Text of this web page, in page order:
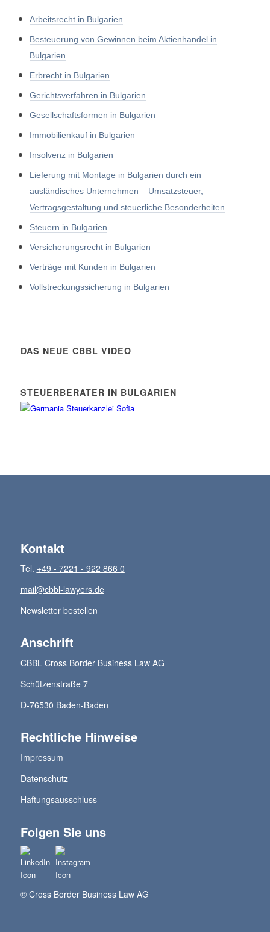
Arbeitsrecht in Bulgarien
Besteuerung von Gewinnen beim Aktienhandel in
Bulgarien
Erbrecht in Bulgarien
Gerichtsverfahren in Bulgarien
Gesellschaftsformen in Bulgarien
Immobilienkauf in Bulgarien
Insolvenz in Bulgarien
Lieferung mit Montage in Bulgarien durch ein
ausländisches Unternehmen – Umsatzsteuer,
Vertragsgestaltung und steuerliche Besonderheiten
Steuern in Bulgarien
Versicherungsrecht in Bulgarien
Verträge mit Kunden in Bulgarien
Vollstreckungssicherung in Bulgarien
DAS NEUE CBBL VIDEO
STEUERBERATER IN BULGARIEN
Kontakt
Tel. +49 - 7221 - 922 866 0
mail@cbbl-lawyers.de
Newsletter bestellen
Anschrift
CBBL Cross Border Business Law AG
Schützenstraße 7
D-76530 Baden-Baden
Rechtliche Hinweise
Impressum
Datenschutz
Haftungsausschluss
Folgen Sie uns
© Cross Border Business Law AG